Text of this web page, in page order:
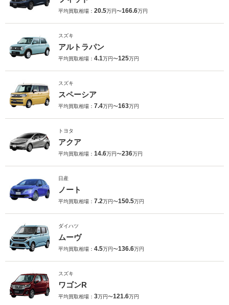
平均買取相場： 20.5万円〜166.6万円
スズキ
アルトラパン
平均買取相場： 4.1万円〜125万円
スズキ
スペーシア
平均買取相場： 7.4万円〜163万円
トヨタ
アクア
平均買取相場： 14.6万円〜236万円
日産
ノート
平均買取相場： 7.2万円〜150.5万円
ダイハツ
ムーヴ
平均買取相場： 4.5万円〜136.6万円
スズキ
ワゴンR
平均買取相場： 3万円〜121.6万円